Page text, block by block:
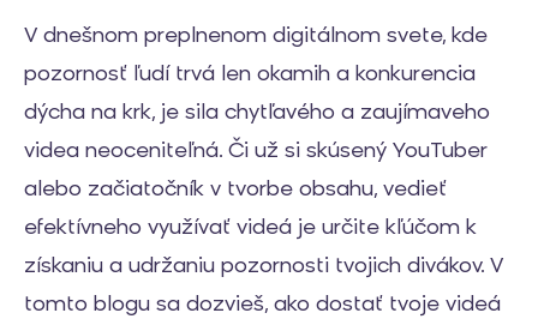
V dnešnom preplnenom digitálnom svete, kde
pozornosť ľudí trvá len okamih a konkurencia
dýcha na krk, je sila chytľavého a zaujímaveho
videa neoceniteľná. Či už si skúsený YouTuber
alebo začiatočník v tvorbe obsahu, vedieť
efektívneho využívať videá je určite kľúčom k
získaniu a udržaniu pozornosti tvojich divákov. V
tomto blogu sa dozvieš, ako dostať tvoje videá